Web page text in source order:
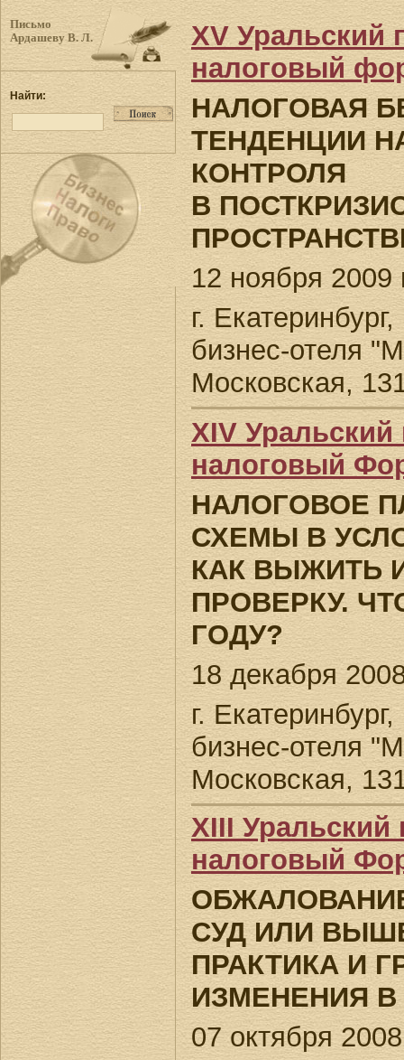
Письмо
Ардашеву В. Л.
Найти:
XV
налоговый
НАЛОГОВАЯ
ТЕНДЕНЦИИ
КОНТРОЛЯ
В
12 ноября 2009
г.
бизнес-отеля
Московская,
XIV
налоговый
НАЛОГОВОЕ
СХЕМЫ В
КАК ВЫЖИТЬ
ПРОВЕРКУ.
ГОДУ?
18 декабря
г.
бизнес-отеля
Московская,
XIII
налоговый
СУД ИЛИ
ПРАКТИКА И
ИЗМЕНЕНИЯ В
07 октября 2008